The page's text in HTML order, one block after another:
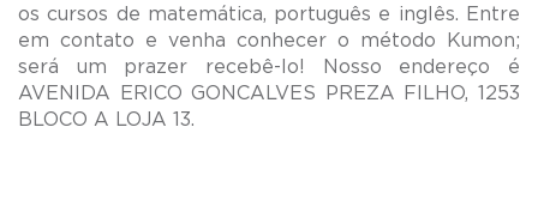
os cursos de matemática, português e inglês. Entre
em contato e venha conhecer o método Kumon;
será um prazer recebê-lo! Nosso endereço é
AVENIDA ERICO GONCALVES PREZA FILHO, 1253